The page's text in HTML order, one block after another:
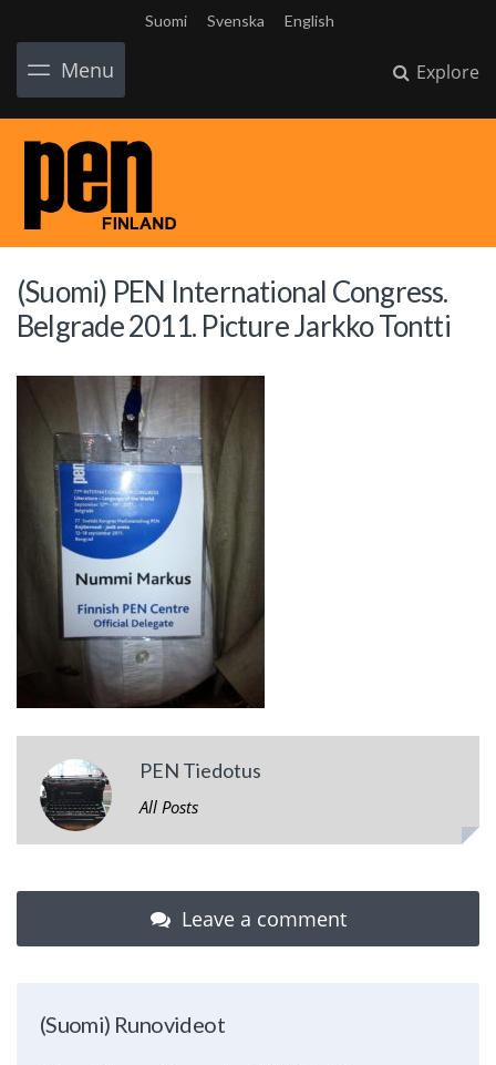
Suomi Svenska English
Menu Explore
(Suomi) PEN International Congress.
Belgrade 2011. Picture Jarkko Tontti
PEN Tiedotus
All Posts
Leave a comment
(Suomi) Runovideot